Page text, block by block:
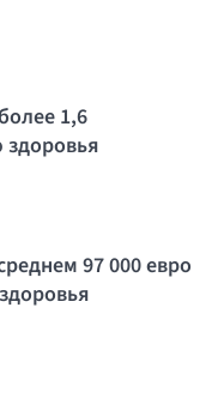
1,6
97 000 евро